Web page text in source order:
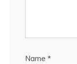
Name *